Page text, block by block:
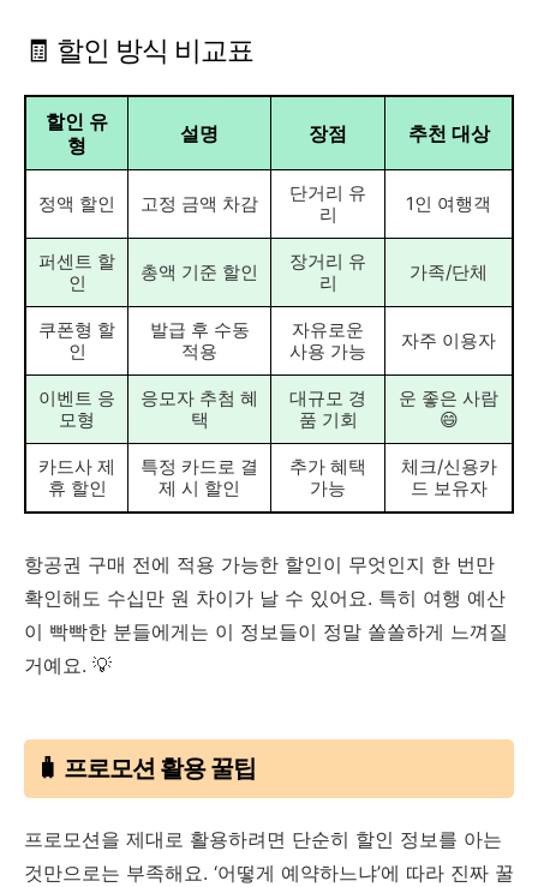
🧾 할인 방식 비교표
할인 유
형
설명 장점 추천 대상
정액 할인 고정 금액 차감
단거리 유
리
1인 여행객
퍼센트 할
인
총액 기준 할인
장거리 유
리
가족/단체
쿠폰형 할
인
발급 후 수동
적용
자유로운
사용 가능
자주 이용자
이벤트 응
모형
응모자 추첨 혜
택
대규모 경
품 기회
운 좋은 사람
😄
카드사 제
휴 할인
특정 카드로 결
제 시 할인
추가 혜택
가능
체크/신용카
드 보유자
항공권 구매 전에 적용 가능한 할인이 무엇인지 한 번만
확인해도 수십만 원 차이가 날 수 있어요. 특히 여행 예산
이 빡빡한 분들에게는 이 정보들이 정말 쏠쏠하게 느껴질
거예요. 💡
🧳 프로모션 활용 꿀팁
프로모션을 제대로 활용하려면 단순히 할인 정보를 아는
것만으로는 부족해요. ‘어떻게 예약하느냐’에 따라 진짜 꿀